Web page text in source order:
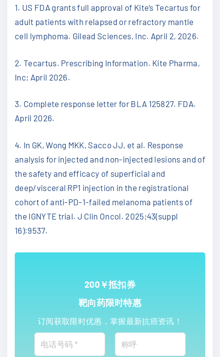
1. US FDA grants full approval of Kite’s Tecartus for
adult patients with relapsed or refractory mantle
cell lymphoma. Gilead Sciences, Inc. April 2, 2026.
2. Tecartus. Prescribing Information. Kite Pharma,
Inc; April 2026.
3. Complete response letter for BLA 125827. FDA.
April 2026.
4. In GK, Wong MKK, Sacco JJ, et al. Response
analysis for injected and non-injected lesions and of
the safety and efficacy of superficial and
deep/visceral RP1 injection in the registrational
cohort of anti-PD-1-failed melanoma patients of
the IGNYTE trial. J Clin Oncol. 2025;43(suppl
16):9537.
200￥抵扣券
靶向药限时特惠
订阅获取限时优惠，掌握最新抗癌资讯！